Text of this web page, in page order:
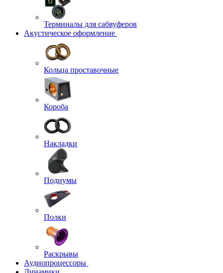
Терминалы для сабвуферов
Акустическое оформление
Кольца проставочные
Короба
Накладки
Подиумы
Полки
Раскрывы
Аудиопроцессоры